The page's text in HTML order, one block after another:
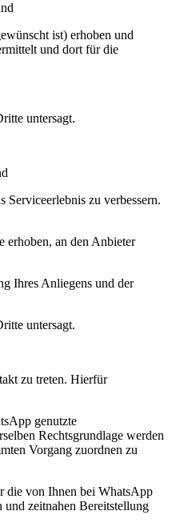
ist) erhoben und
und dort für die
untersagt.
Serviceerlebnis zu verbessern.
erhoben, an den Anbieter
Ihres Anliegens und der
untersagt.
zu treten. Hierfür
genutzte
Rechtsgrundlage werden
Vorgang zuordnen zu
die von Ihnen bei WhatsApp
zeitnahen Bereitstellung